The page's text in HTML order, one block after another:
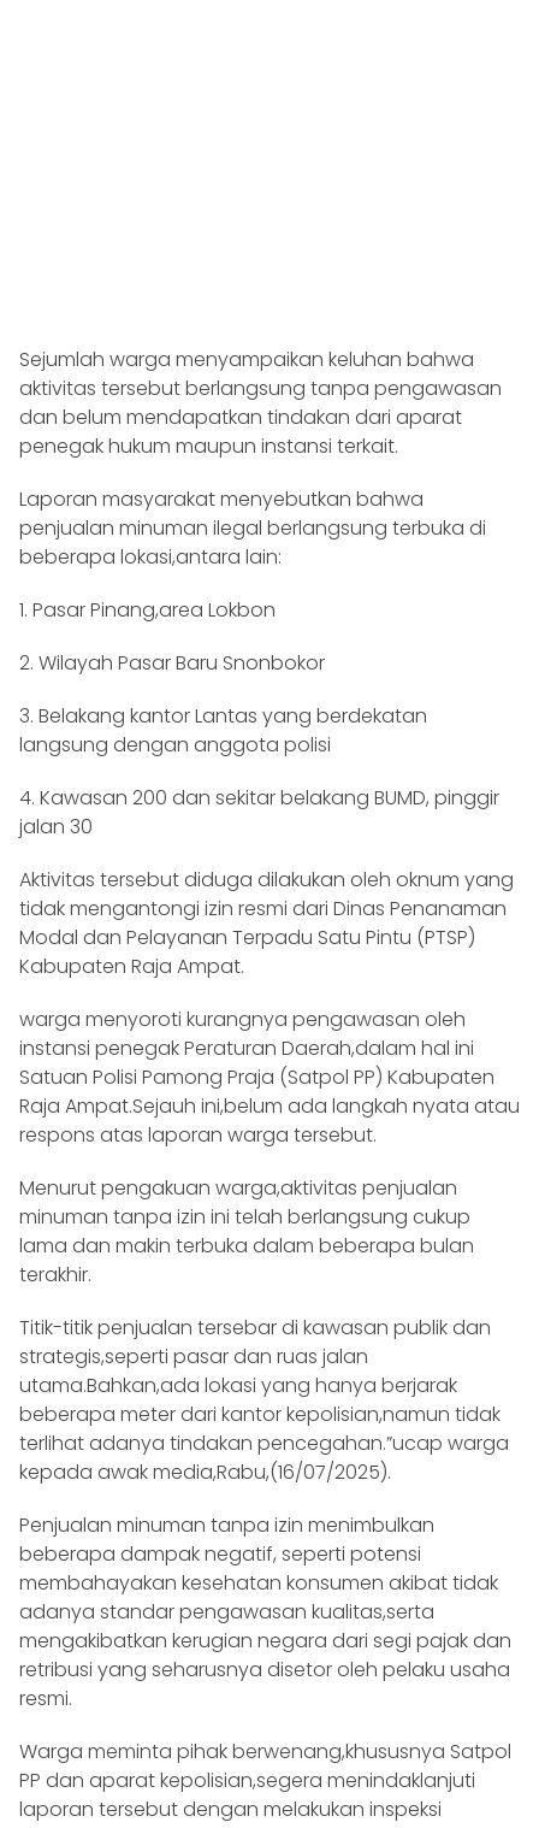
Sejumlah warga menyampaikan keluhan bahwa
aktivitas tersebut berlangsung tanpa pengawasan
dan belum mendapatkan tindakan dari aparat
penegak hukum maupun instansi terkait.
Laporan masyarakat menyebutkan bahwa
penjualan minuman ilegal berlangsung terbuka di
beberapa lokasi,antara lain:
1. Pasar Pinang,area Lokbon
2. Wilayah Pasar Baru Snonbokor
3. Belakang kantor Lantas yang berdekatan
langsung dengan anggota polisi
4. Kawasan 200 dan sekitar belakang BUMD, pinggir
jalan 30
Aktivitas tersebut diduga dilakukan oleh oknum yang
tidak mengantongi izin resmi dari Dinas Penanaman
Modal dan Pelayanan Terpadu Satu Pintu (PTSP)
Kabupaten Raja Ampat.
warga menyoroti kurangnya pengawasan oleh
instansi penegak Peraturan Daerah,dalam hal ini
Satuan Polisi Pamong Praja (Satpol PP) Kabupaten
Raja Ampat.Sejauh ini,belum ada langkah nyata atau
respons atas laporan warga tersebut.
Menurut pengakuan warga,aktivitas penjualan
minuman tanpa izin ini telah berlangsung cukup
lama dan makin terbuka dalam beberapa bulan
terakhir.
Titik-titik penjualan tersebar di kawasan publik dan
strategis,seperti pasar dan ruas jalan
utama.Bahkan,ada lokasi yang hanya berjarak
beberapa meter dari kantor kepolisian,namun tidak
terlihat adanya tindakan pencegahan.”ucap warga
kepada awak media,Rabu,(16/07/2025).
Penjualan minuman tanpa izin menimbulkan
beberapa dampak negatif, seperti potensi
membahayakan kesehatan konsumen akibat tidak
adanya standar pengawasan kualitas,serta
mengakibatkan kerugian negara dari segi pajak dan
retribusi yang seharusnya disetor oleh pelaku usaha
resmi.
Warga meminta pihak berwenang,khususnya Satpol
PP dan aparat kepolisian,segera menindaklanjuti
laporan tersebut dengan melakukan inspeksi